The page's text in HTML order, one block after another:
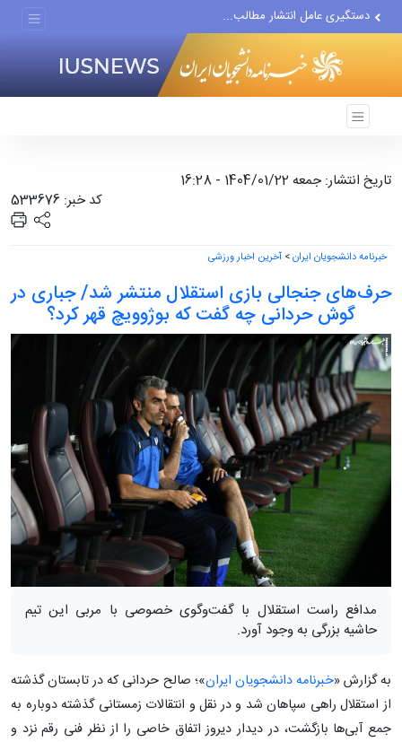
دستگیری عامل انتشار مطالب...
مواضع مزدوران سعودی را با...
ضربه مغزی بیش از ۷۰۰ نظامی...
تاریخ انتشار: جمعه 1404/01/22 - 16:28
کد خبر: 533676
خبرنامه دانشجویان ایران> آخرین اخبار ورزشی
حرف‌های جنجالی بازی استقلال منتشر شد/ جباری در
گوش حردانی چه گفت که بوژوویچ قهر کرد؟
مدافع راست استقلال با گفت‌وگوی خصوصی با مربی این تیم
حاشیه بزرگی به وجود آورد.
به گزارش «خبرنامه دانشجویان ایران»؛ صالح حردانی که در تابستان گذشته
از استقلال راهی سپاهان شد و در نقل و انتقالات زمستانی گذشته دوباره به
جمع آبی‌ها بازگشت، در دیدار دیروز اتفاق خاصی را از نظر فنی رقم نزد و